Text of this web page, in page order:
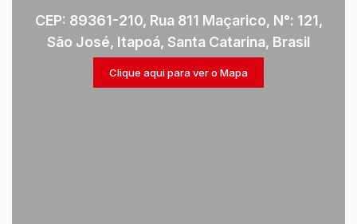
CEP: 89361-210, Rua 811 Maçarico, N°: 121,
São José, Itapoá, Santa Catarina, Brasil
Clique aqui para ver o Mapa